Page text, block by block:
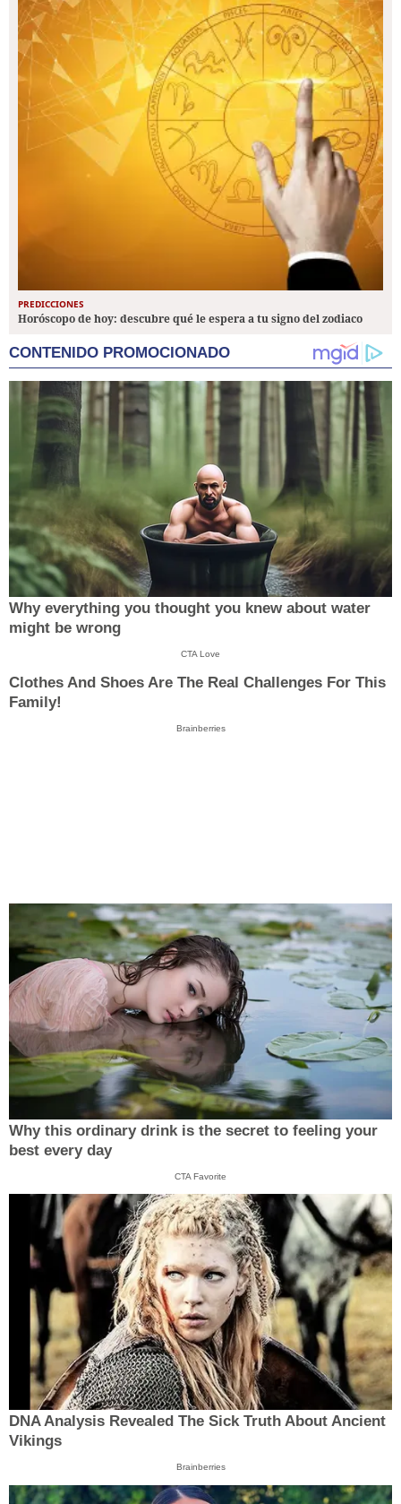
PREDICCIONES
Horóscopo de hoy: descubre qué le espera a tu signo del zodiaco
CONTENIDO PROMOCIONADO
Why everything you thought you knew about water
might be wrong
CTA Love
Clothes And Shoes Are The Real Challenges For This
Family!
Brainberries
Why this ordinary drink is the secret to feeling your
best every day
CTA Favorite
DNA Analysis Revealed The Sick Truth About Ancient
Vikings
Brainberries